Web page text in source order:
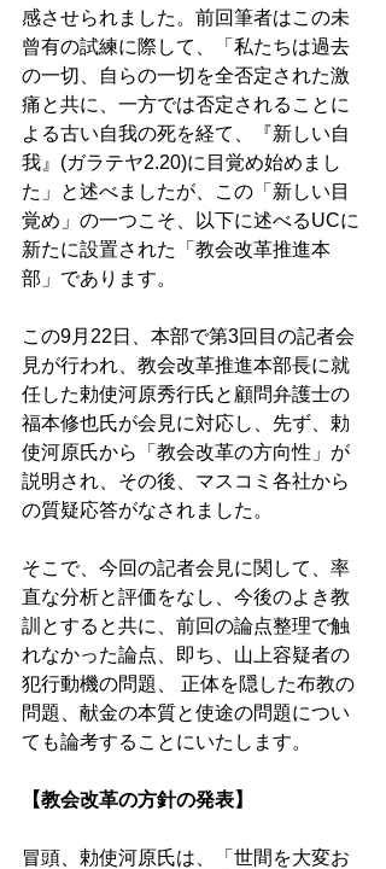
感させられました。前回筆者はこの未
曾有の試練に際して、「私たちは過去
の一切、自らの一切を全否定された激
痛と共に、一方では否定されることに
よる古い自我の死を経て、『新しい自
我』(ガラテヤ2.20)に目覚め始めまし
た」と述べましたが、この「新しい目
覚め」の一つこそ、以下に述べるUCに
新たに設置された「教会改革推進本
部」であります。
この9月22日、本部で第3回目の記者会
見が行われ、教会改革推進本部長に就
任した勅使河原秀行氏と顧問弁護士の
福本修也氏が会見に対応し、先ず、勅
使河原氏から「教会改革の方向性」が
説明され、その後、マスコミ各社から
の質疑応答がなされました。
そこで、今回の記者会見に関して、率
直な分析と評価をなし、今後のよき教
訓とすると共に、前回の論点整理で触
れなかった論点、即ち、山上容疑者の
犯行動機の問題、 正体を隠した布教の
問題、献金の本質と使途の問題につい
ても論考することにいたします。
【教会改革の方針の発表】
冒頭、勅使河原氏は、「世間を大変お